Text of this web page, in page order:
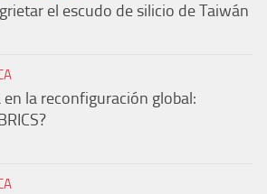
el escudo de silicio de Taiwán
en la reconfiguración global: